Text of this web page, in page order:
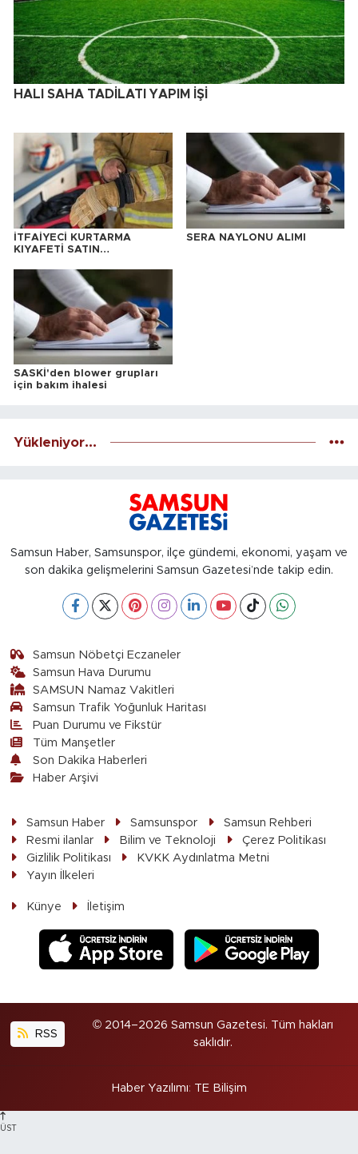
HALI SAHA TADİLATI YAPIM İŞİ
İTFAİYECİ KURTARMA
KIYAFETİ SATIN
SERA NAYLONU ALIMI
SASKİ'den blower grupları
için bakım ihalesi
Yükleniyor...
Samsun Haber, Samsunspor, ilçe gündemi, ekonomi, yaşam ve
son dakika gelişmelerini Samsun Gazetesi’nde takip edin.
Samsun Nöbetçi Eczaneler
Samsun Hava Durumu
SAMSUN Namaz Vakitleri
Samsun Trafik Yoğunluk Haritası
Puan Durumu ve Fikstür
Tüm Manşetler
Son Dakika Haberleri
Haber Arşivi
Samsun Haber Samsunspor
Samsun Rehberi
Resmi ilanlar
Bilim ve Teknoloji
Çerez Politikası
Gizlilik Politikası
KVKK Aydınlatma Metni
Yayın İlkeleri
Künye İletişim
RSS
© 2014–2026 Samsun Gazetesi. Tüm hakları
saklıdır.
Haber Yazılımı: TE Bilişim
ÜST